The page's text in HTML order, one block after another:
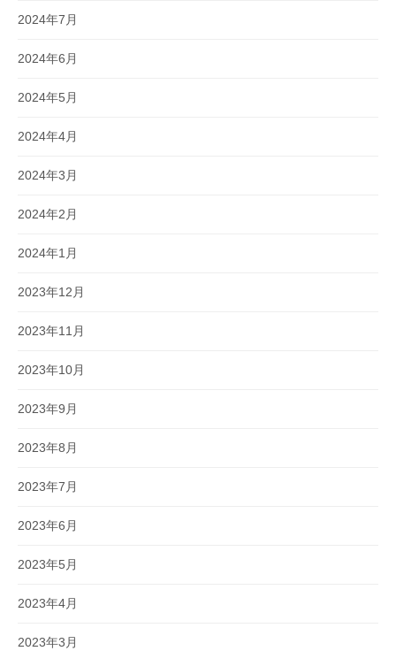
2024年7月
2024年6月
2024年5月
2024年4月
2024年3月
2024年2月
2024年1月
2023年12月
2023年11月
2023年10月
2023年9月
2023年8月
2023年7月
2023年6月
2023年5月
2023年4月
2023年3月